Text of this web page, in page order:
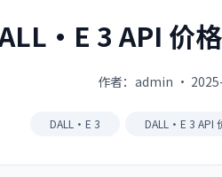
3 API 价
作者：admin ·
DALL·E 3 DALL·E 3 API